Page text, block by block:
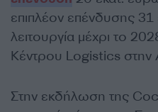
επιπλέον επένδυσης 31
λειτουργία μέχρι το
Κέντρου Logistics στην
Στην εκδήλωση της